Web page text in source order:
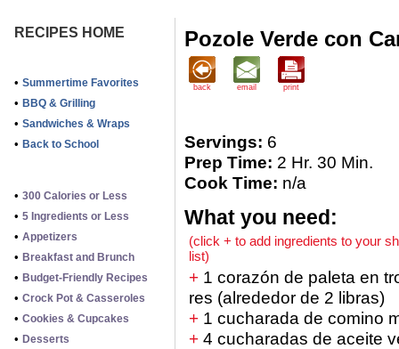
RECIPES HOME
• Summertime Favorites
• BBQ & Grilling
• Sandwiches & Wraps
• Back to School
• 300 Calories or Less
• 5 Ingredients or Less
• Appetizers
• Breakfast and Brunch
• Budget-Friendly Recipes
• Crock Pot & Casseroles
• Cookies & Cupcakes
• Desserts
Pozole Verde con
back email print
Servings: 6
Prep Time: 2 Hr. 30 Min.
Cook Time: n/a
What you need:
(click + to add ingredients to your
list)
+ 1 corazón de paleta en
res (alrededor de 2 libras)
+ 1 cucharada de comino
+ 4 cucharadas de aceite